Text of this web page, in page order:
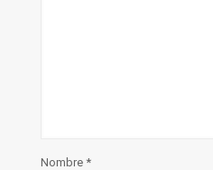
Nombre *